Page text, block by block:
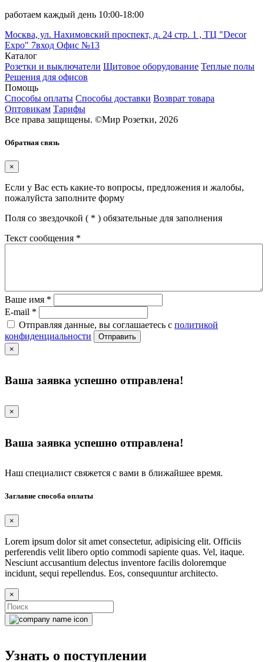
работаем каждый день 10:00-18:00
Москва, ул. Нахимовский проспект, д. 24 стр. 1 , ТЦ "Decor
Expo" 7вход Офис №13
Каталог
Розетки и выключатели Щитовое оборудование Теплые полы
Решения для офисов
Помощь
Способы оплаты Способы доставки Возврат товара
Оптовикам Тарифы
Все права защищены. ©Мир Розетки, 2026
Обратная связь
×
Если у Вас есть какие-то вопросы, предложения и жалобы,
пожалуйста заполните форму
Поля со звездочкой ( * ) обязательные для заполнения
Текст сообщения *
Ваше имя *
E-mail *
Отправляя данные, вы соглашаетесь с политикой
конфиденциальности
Отправить
×
Ваша заявка успешно отправлена!
×
Ваша заявка успешно отправлена!
Наш специалист свяжется с вами в ближайшее время.
Заглавие способа оплаты
×
Lorem ipsum dolor sit amet consectetur, adipisicing elit. Officiis
perferendis velit libero optio commodi sapiente quas. Vel, itaque.
Nesciunt accusantium delectus inventore facilis doloremque
incidunt, sequi repellendus. Eos, consequuntur architecto.
×
Узнать о поступлении